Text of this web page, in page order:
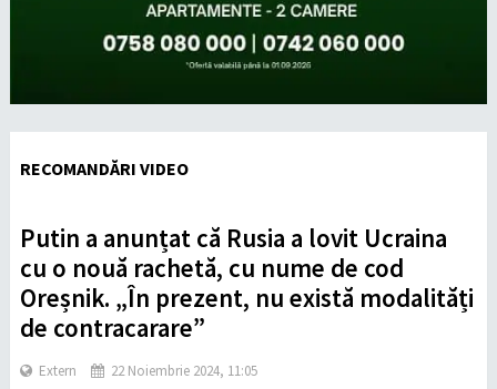
RECOMANDĂRI VIDEO
Putin a anunțat că Rusia a lovit Ucraina
cu o nouă rachetă, cu nume de cod
Oreșnik. „În prezent, nu există modalități
de contracarare”
Extern 22 Noiembrie 2024, 11:05